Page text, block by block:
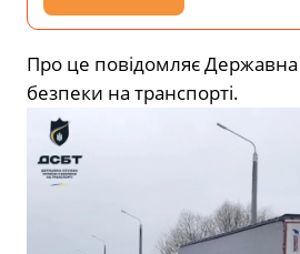
Про це повідомляє Державна
безпеки на транспорті.